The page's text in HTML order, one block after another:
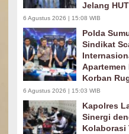
Jelang
6 Agustus 2026 | 15:08 WIB
Polda
Sindikat
Apartemen
Korban
6 Agustus 2026 | 15:03 WIB
Kapolres
Sinergi
Kolaborasi